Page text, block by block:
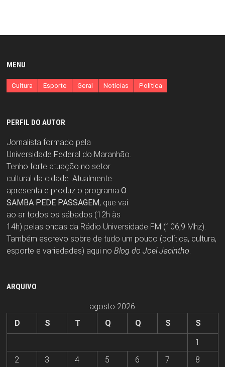
MENU
Cultura Esporte Geral Notícias Política
PERFIL DO AUTOR
Jornalista formado pela
Universidade Federal do Maranhão.
Tenho forte atuação no setor
cultural da cidade. Atualmente
apresenta e produz o programa O
SAMBA PEDE PASSAGEM, que vai
ao ar todos os sábados (12h às
14h) pelas ondas da Rádio Universidade FM (106,9 Mhz).
Também escrevo sobre de tudo um pouco (política, cultura,
esporte e variedades) aqui no Blog do Joel Jacintho.
ARQUIVO
agosto 2026
D
S T Q Q S
S
1
2
3 4 5 6 7
8